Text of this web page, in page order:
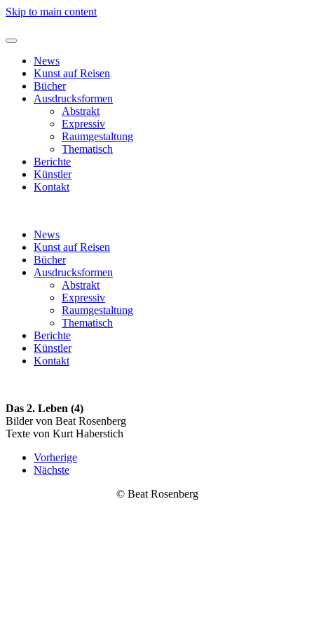
Skip to main content
News
Kunst auf Reisen
Bücher
Ausdrucksformen
Abstrakt
Expressiv
Raumgestaltung
Thematisch
Berichte
Künstler
Kontakt
News
Kunst auf Reisen
Bücher
Ausdrucksformen
Abstrakt
Expressiv
Raumgestaltung
Thematisch
Berichte
Künstler
Kontakt
Das 2. Leben (4)
Bilder von Beat Rosenberg
Texte von Kurt Haberstich
Vorherige
Nächste
© Beat Rosenberg